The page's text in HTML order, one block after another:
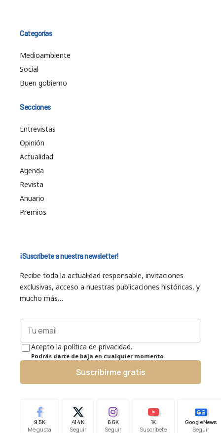
Categorías
Medioambiente
Social
Buen gobierno
Secciones
Entrevistas
Opinión
Actualidad
Agenda
Revista
Anuario
Premios
¡Suscríbete a nuestra newsletter!
Recibe toda la actualidad responsable, invitaciones
exclusivas, acceso a nuestras publicaciones históricas, y
mucho más…
Acepto la política de privacidad.
Podrás darte de baja en cualquier momento.
Suscribirme gratis
9.5K
Me gusta
41.4K
Seguir
6.6K
Seguir
1K
Suscríbete
Google News
Seguir